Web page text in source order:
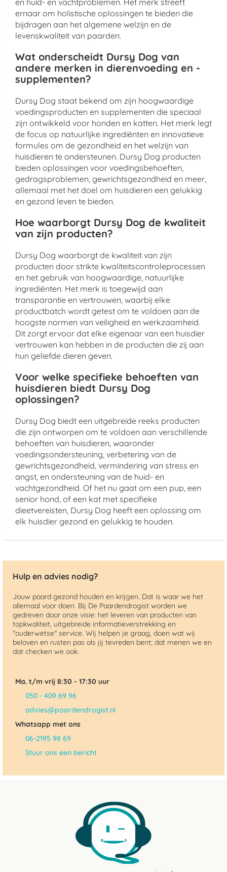
en huid- en vachtproblemen. Het merk streeft
ernaar om holistische oplossingen te bieden die
bijdragen aan het algemene welzijn en de
levenskwaliteit van paarden.
Wat onderscheidt Dursy Dog van
andere merken in dierenvoeding en -
supplementen?
Dursy Dog staat bekend om zijn hoogwaardige
voedingsproducten en supplementen die speciaal
zijn ontwikkeld voor honden en katten. Het merk legt
de focus op natuurlijke ingrediënten en innovatieve
formules om de gezondheid en het welzijn van
huisdieren te ondersteunen. Dursy Dog producten
bieden oplossingen voor voedingsbehoeften,
gedragsproblemen, gewrichtsgezondheid en meer,
allemaal met het doel om huisdieren een gelukkig
en gezond leven te bieden.
Hoe waarborgt Dursy Dog de kwaliteit
van zijn producten?
Dursy Dog waarborgt de kwaliteit van zijn
producten door strikte kwaliteitscontroleprocessen
en het gebruik van hoogwaardige, natuurlijke
ingrediënten. Het merk is toegewijd aan
transparantie en vertrouwen, waarbij elke
productbatch wordt getest om te voldoen aan de
hoogste normen van veiligheid en werkzaamheid.
Dit zorgt ervoor dat elke eigenaar van een huisdier
vertrouwen kan hebben in de producten die zij aan
hun geliefde dieren geven.
Voor welke specifieke behoeften van
huisdieren biedt Dursy Dog
oplossingen?
Dursy Dog biedt een uitgebreide reeks producten
die zijn ontworpen om te voldoen aan verschillende
behoeften van huisdieren, waaronder
voedingsondersteuning, verbetering van de
gewrichtsgezondheid, vermindering van stress en
angst, en ondersteuning van de huid- en
vachtgezondheid. Of het nu gaat om een pup, een
senior hond, of een kat met specifieke
dieetvereisten, Dursy Dog heeft een oplossing om
elk huisdier gezond en gelukkig te houden.
Hulp en advies nodig?
Jouw paard gezond houden en krijgen. Dat is waar we het
allemaal voor doen. Bij De Paardendrogist worden we
gedreven door onze visie: het leveren van producten van
topkwaliteit, uitgebreide informatieverstrekking en
"ouderwetse" service. Wij helpen je graag, doen wat wij
beloven en rusten pas als jij tevreden bent; dat menen we en
dat checken we ook.
Ma. t/m vrij 8:30 - 17:30 uur
050 - 409 69 96
advies@paardendrogist.nl
Whatsapp met ons
06-2195 98 69
Stuur ons een bericht